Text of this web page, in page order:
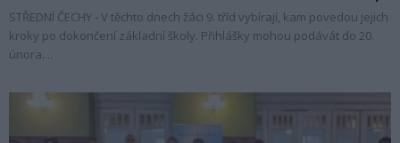
STŘEDNÍ ČECHY - V těchto dnech žáci 9. tříd vybírají, kam povedou jejich
kroky po dokončení základní školy. Přihlášky mohou podávát do 20.
února....